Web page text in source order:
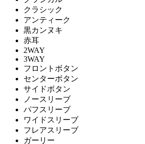
クラシック
アンティーク
黒カンヌキ
赤耳
2WAY
3WAY
フロントボタン
センターボタン
サイドボタン
ノースリーブ
パフスリーブ
ワイドスリーブ
フレアスリーブ
ガーリー